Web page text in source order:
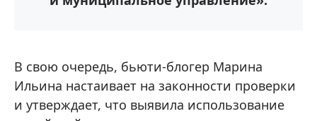
В свою очередь, бьюти-блогер Марина
Ильина настаивает на законности проверки
и утверждает, что выявила использование